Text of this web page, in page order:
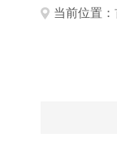
当前位置：